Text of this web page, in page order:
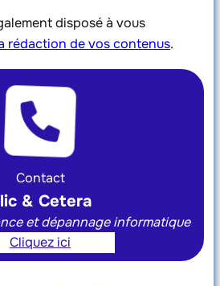
disposé à vous
rédaction de vos contenus.
Contact
& Cetera
et dépannage informatique
Cliquez ici